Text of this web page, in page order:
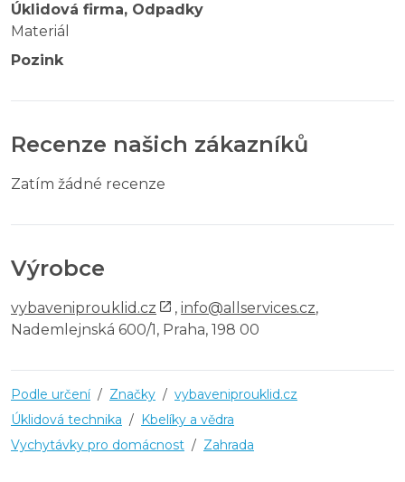
Úklidová firma, Odpadky
Materiál
Pozink
Recenze našich zákazníků
Zatím žádné recenze
Výrobce
vybaveniprouklid.cz , info@allservices.cz,
Nademlejnská 600/1, Praha, 198 00
Podle určení / Značky / vybaveniprouklid.cz
Úklidová technika / Kbelíky a vědra
Vychytávky pro domácnost / Zahrada